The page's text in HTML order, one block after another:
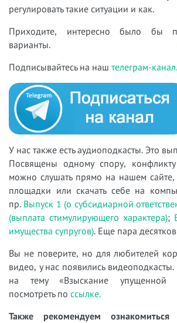
регулировать такие ситуации и как.
Приходите, интересно было бы
варианты.
Подписывайтесь на наш телеграм-канал.
У нас также есть аудиоподкасты. Это
Посвящены одному спору,
можно слушать прямо на нашем сайте,
площадки или скачать себе на
пр. Выпуск 1 (о субсидиарной
(выплата стимулирующего характера);
имущества супругов). Еще пара
Вы не поверите, но для любителей
видео, у нас появились
на тему «Взыскание упущенной
посмотреть по ссылке.
Также рекомендуем